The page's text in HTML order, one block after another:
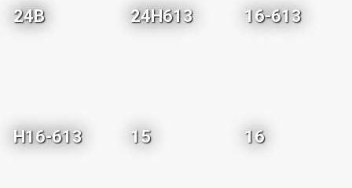
24B 24H613 16-613
H16-613 15 16